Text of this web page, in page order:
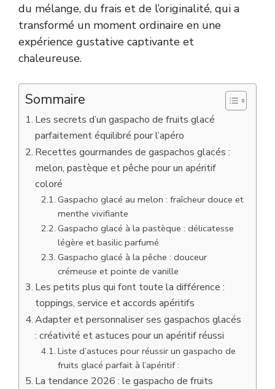
du mélange, du frais et de l’originalité, qui a
transformé un moment ordinaire en une
expérience gustative captivante et
chaleureuse.
Sommaire
Les secrets d’un gaspacho de fruits glacé
parfaitement équilibré pour l’apéro
Recettes gourmandes de gaspachos glacés :
melon, pastèque et pêche pour un apéritif
coloré
Gaspacho glacé au melon : fraîcheur douce et
menthe vivifiante
Gaspacho glacé à la pastèque : délicatesse
légère et basilic parfumé
Gaspacho glacé à la pêche : douceur
crémeuse et pointe de vanille
Les petits plus qui font toute la différence :
toppings, service et accords apéritifs
Adapter et personnaliser ses gaspachos glacés
: créativité et astuces pour un apéritif réussi
Liste d’astuces pour réussir un gaspacho de
fruits glacé parfait à l’apéritif :
La tendance 2026 : le gaspacho de fruits